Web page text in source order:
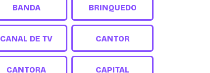
BANDA BRINQUEDO
CANAL DE TV CANTOR
CANTORA CAPITAL